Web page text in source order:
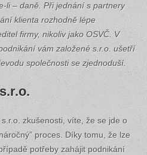
li – daně. Při jednání s partnery
klienta rozhodně lépe
firmy, nikoliv jako OSVČ. V
vám založené s.r.o. ušetří
společnosti se zjednoduší.
zkušenosti, víte, že se jde o
proces. Díky tomu, že lze
potřeby zahájit podnikání